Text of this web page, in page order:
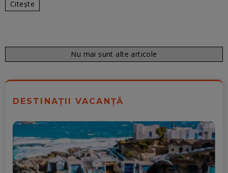
Citește
Nu mai sunt alte articole
DESTINAȚII VACANȚĂ